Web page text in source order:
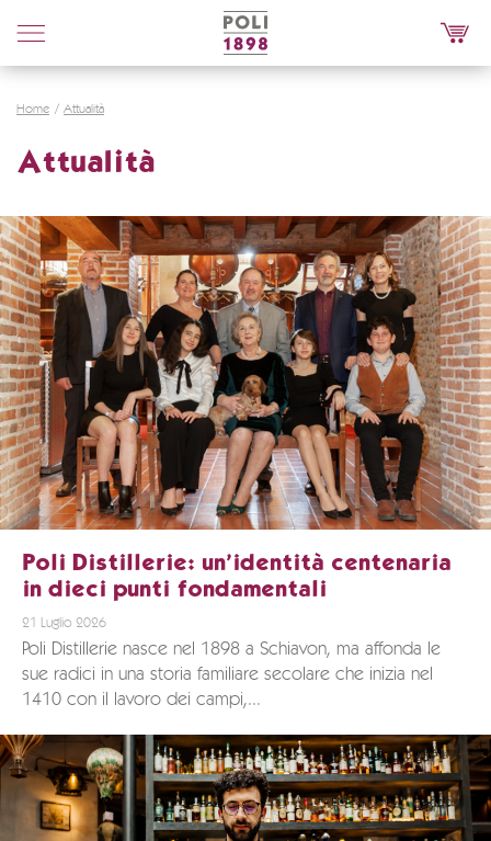
Poli
Distillerie
Home Attualità
Attualità
Poli Distillerie: un’identità centenaria
in dieci punti fondamentali
21 Luglio 2026
Poli Distillerie nasce nel 1898 a Schiavon, ma affonda le
sue radici in una storia familiare secolare che inizia nel
1410 con il lavoro dei campi,...